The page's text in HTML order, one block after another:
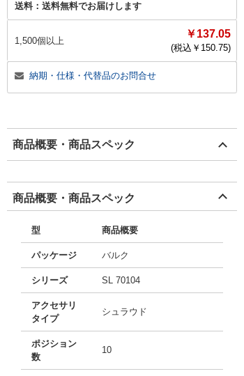
送料： 送料無料でお届けします
1,500個以上
￥137.05
(税込￥ 150.75)
納期・仕様・代替品のお問合せ
商品概要・商品スペック
商品概要・商品スペック
型 商品概要
パッケージ バルク
シリーズ SL 70104
アクセサリ
タイプ
シュラウド
ポジション
数
10